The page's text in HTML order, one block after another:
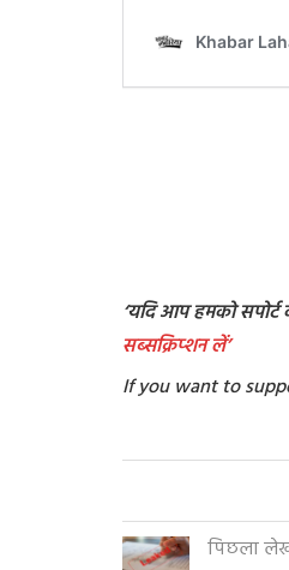
‘यदि आप हमको सपोर्ट
सब्सक्रिप्शनलें’
If you want to
पिछला